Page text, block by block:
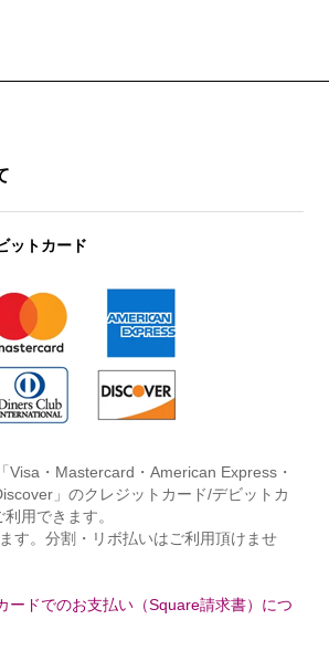
ットカード
Visa・Mastercard・American Express・
」のクレジットカード/デビットカ
用できます。
す。分割・リボ払いはご利用頂けませ
ードでのお支払い（Square請求書）につ